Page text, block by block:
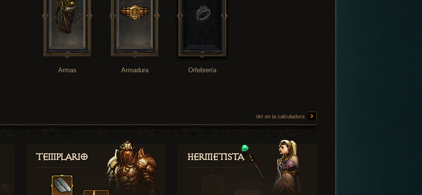
Armas Armadura Orfebrería
Ver en la calculadora
Templario Hermetista